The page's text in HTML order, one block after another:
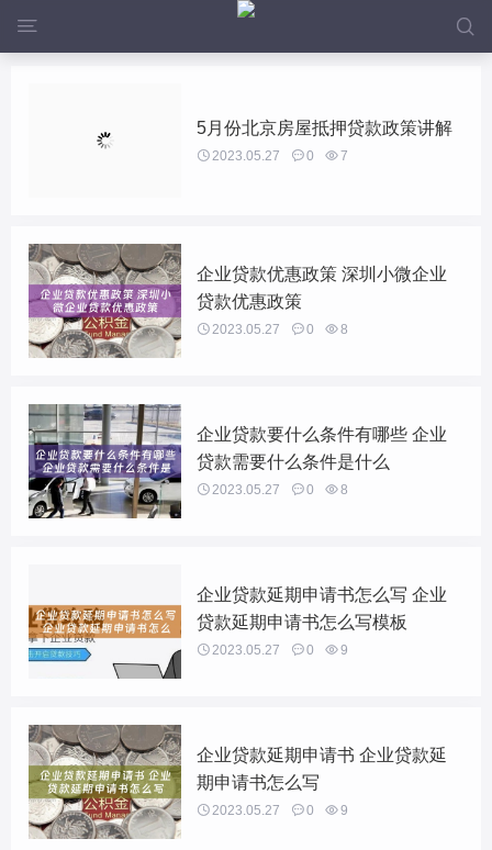
 
5月份北京房屋抵押贷款政策讲解
2023.05.27 0 7
企业贷款优惠政策 深圳小微企业
贷款优惠政策
2023.05.27 0 8
企业贷款要什么条件有哪些 企业
贷款需要什么条件是什么
2023.05.27 0 8
企业贷款延期申请书怎么写 企业
贷款延期申请书怎么写模板
2023.05.27 0 9
企业贷款延期申请书 企业贷款延
期申请书怎么写
2023.05.27 0 9